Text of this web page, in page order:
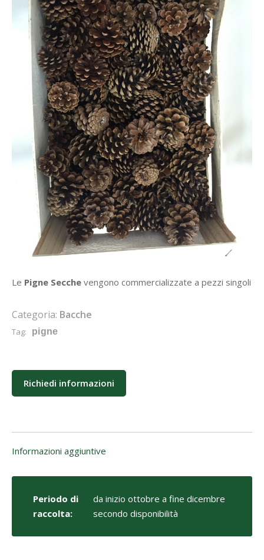
Le Pigne Secche vengono commercializzate a pezzi singoli
Categoria: Bacche
Tag: pigne
Richiedi informazioni
Informazioni aggiuntive
Periodo di
raccolta:
da inizio ottobre a fine dicembre
secondo disponibilità